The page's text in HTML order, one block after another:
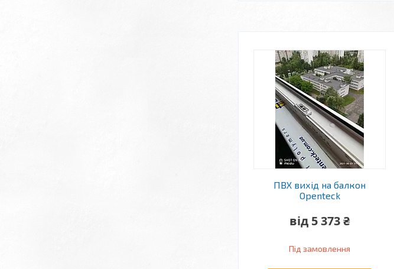
ПВХ вихід на балкон
Openteck
від 5 373 ₴
Під замовлення